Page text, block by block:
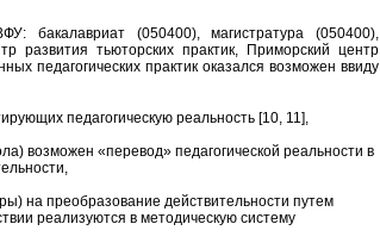
бакалавриат (050400), магистратура (050400),
развития тьюторских практик, Приморский центр
педагогических практик оказался возможен ввиду
педагогическую реальность [10, 11],
возможен «перевод» педагогической реальности в
на преобразование действительности путем
реализуются в методическую систему